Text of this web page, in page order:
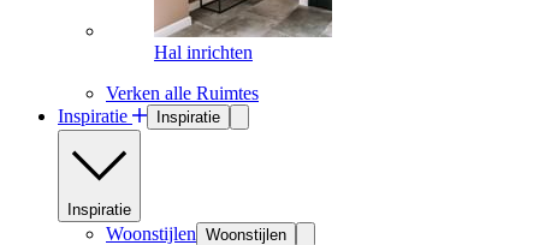
Hal inrichten
Verken alle Ruimtes
Inspiratie
Inspiratie
Inspiratie
Woonstijlen Woonstijlen